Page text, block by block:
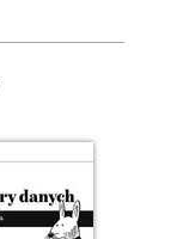
00:08:24